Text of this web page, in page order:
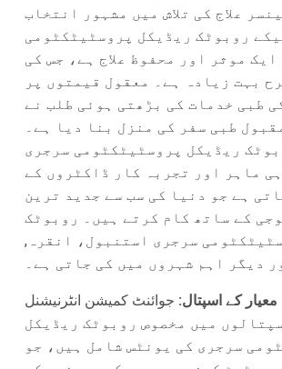
علاج کی تلاش میں مشہور انتخاب
روبوٹک ریڈیکل پروسٹیٹکٹومی
موثر اور محفوظ علاج ہے، جس کی
بہت زیادہ ہے۔ معقول قیمتوں پر
طبی خدمات کی بڑھتی ہوئی طلب نے
طبی سفر کی منزل بنا دیا ہے۔
ریڈیکل پروسٹیٹکٹومی سرجری
ماہر اور تجربہ کار ڈاکٹروں کے
ہے جو دنیا کی سب سے جدید ترین
کے ساتھ کام کرتے ہیں۔ روبوٹک
سرجری استنبول، انقرہ,
دیگر اہم شہروں میں کی جاتی ہے۔
معیار کے اسپتال: جوائنٹ کمیشن انٹرنیشنل (JCI) کے
میں مخصوص روبوٹک ریڈیکل
سرجری کی یونٹس شامل ہیں، جو